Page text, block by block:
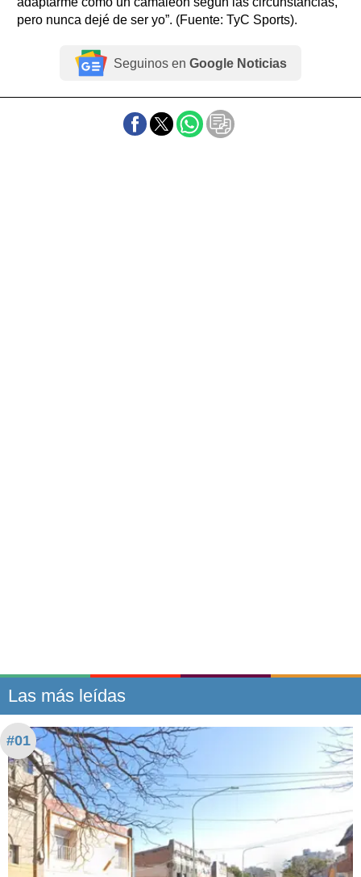
pero nunca dejé de ser yo”. (Fuente: TyC Sports).
Seguinos en Google Noticias
Las más leídas
#01